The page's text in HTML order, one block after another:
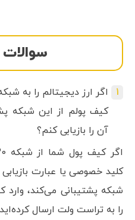
کیف پولم از این شبکه
آن را بازیابی کنم؟
کلید خصوصی یا عبارت
شبکه پشتیبانی می‌کند، وارد
را به تراست ولت ارسال